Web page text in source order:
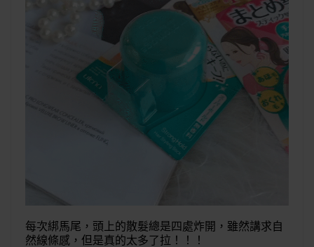
每次綁馬尾，頭上的散髮總是四處炸開，雖然講求自
然線條感，但是真的太多了拉！！！